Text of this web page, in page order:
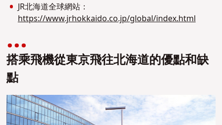
JR北海道全球網站：
https://www.jrhokkaido.co.jp/global/index.html
搭乘飛機從東京飛往北海道的優點和缺
點